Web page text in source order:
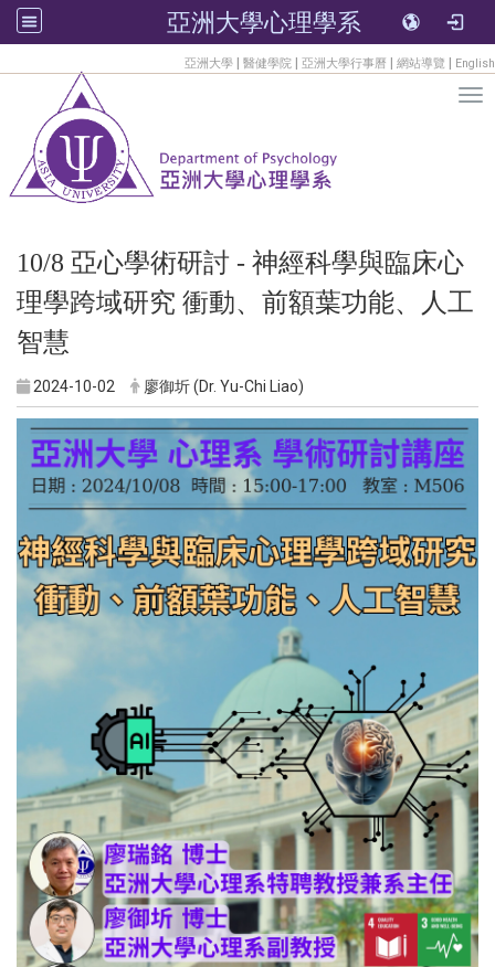
亞洲大學心理學系
亞洲大學 | 醫健學院 | 亞洲大學行事曆 | 網站導覽 | English
10/8 亞心學術研討 - 神經科學與臨床心
理學跨域研究 衝動、前額葉功能、人工
智慧
2024-10-02 廖御圻 (Dr. Yu-Chi Liao)